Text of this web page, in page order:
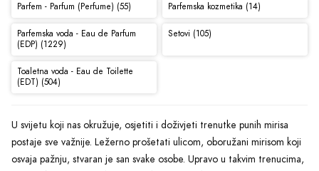
Parfem - Parfum (Perfume) (55) Parfemska kozmetika (14)
Parfemska voda - Eau de Parfum
(EDP) (1229)
Setovi (105)
Toaletna voda - Eau de Toilette
(EDT) (504)
U svijetu koji nas okružuje, osjetiti i doživjeti trenutke punih mirisa
postaje sve važnije. Ležerno prošetati ulicom, oboružani mirisom koji
osvaja pažnju, stvaran je san svake osobe. Upravo u takvim trenucima,